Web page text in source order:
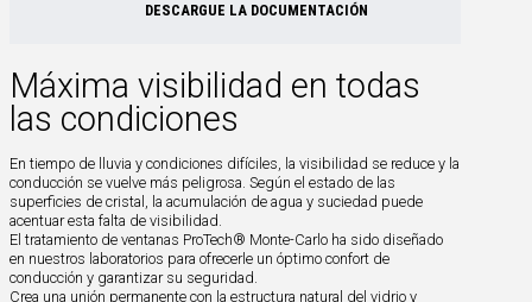
DESCARGUE LA DOCUMENTACIÓN
Máxima visibilidad en todas
las condiciones
En tiempo de lluvia y condiciones difíciles, la visibilidad se reduce y la
conducción se vuelve más peligrosa. Según el estado de las
superficies de cristal, la acumulación de agua y suciedad puede
acentuar esta falta de visibilidad.
El tratamiento de ventanas ProTech® Monte-Carlo ha sido diseñado
en nuestros laboratorios para ofrecerle un óptimo confort de
conducción y garantizar su seguridad.
Crea una unión permanente con la estructura natural del vidrio y